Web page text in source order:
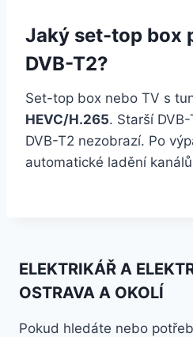
Jaký set-top box
DVB-T2?
Set-top box nebo TV s
HEVC/H.265. Starší
DVB-T2 nezobrazí. Po
automatické ladění
ELEKTRIKÁŘ A
OSTRAVA A OKOLÍ
Pokud hledáte nebo